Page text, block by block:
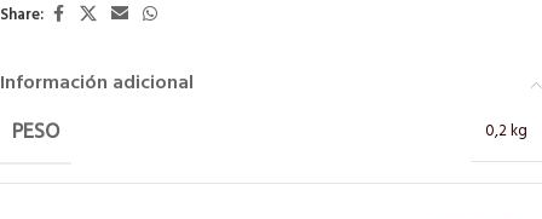
Share:
Información adicional
PESO 0,2 kg